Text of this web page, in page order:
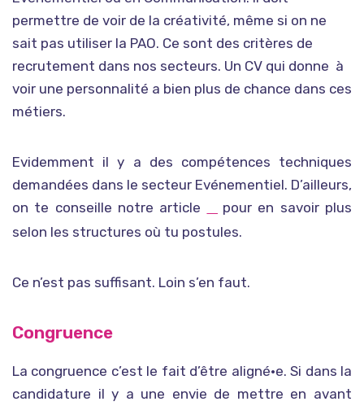
permettre de voir de la créativité, même si on ne
sait pas utiliser la PAO. Ce sont des critères de
recrutement dans nos secteurs. Un CV qui donne à
voir une personnalité a bien plus de chance dans ces
métiers.
Evidemment il y a des compétences techniques
demandées dans le secteur Evénementiel. D’ailleurs,
on te conseille notre article
pour en savoir plus
selon les structures où tu postules.
Ce n’est pas suffisant. Loin s’en faut.
Congruence
La congruence c’est le fait d’être aligné•e. Si dans la
candidature il y a une envie de mettre en avant